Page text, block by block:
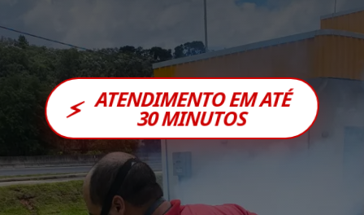
⚡ ATENDIMENTO EM ATÉ
30 MINUTOS